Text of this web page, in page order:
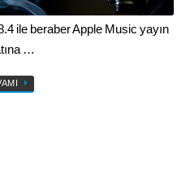
ile beraber Apple Music yayın
…